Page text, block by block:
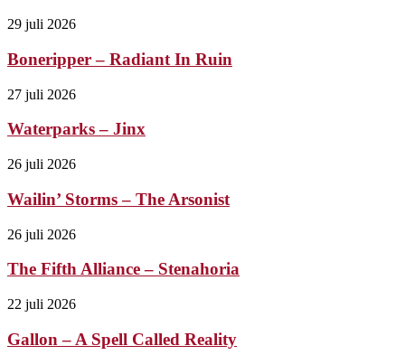
29 juli 2026
Boneripper – Radiant In Ruin
27 juli 2026
Waterparks – Jinx
26 juli 2026
Wailin’ Storms – The Arsonist
26 juli 2026
The Fifth Alliance – Stenahoria
22 juli 2026
Gallon – A Spell Called Reality